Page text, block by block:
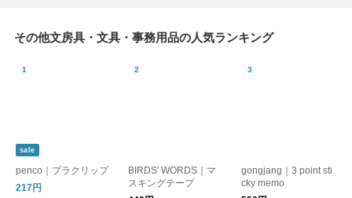
その他文房具・文具・事務用品の人気ランキング
sale
penco｜プラクリップ
217円
BIRDS' WORDS｜マ
スキングテープ
gongjang｜3 point sti
cky memo